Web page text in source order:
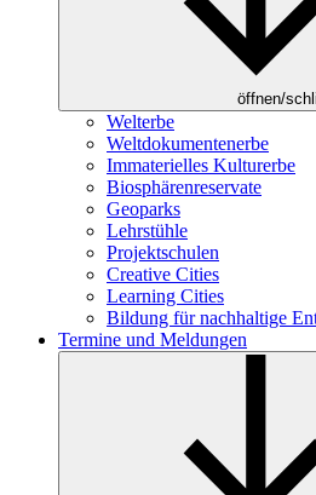
öffnen/
Welterbe
Weltdokumentenerbe
Immaterielles Kulturerbe
Biosphärenreservate
Geoparks
Lehrstühle
Projektschulen
Creative Cities
Learning Cities
Bildung für nachhaltige
Termine und Meldungen